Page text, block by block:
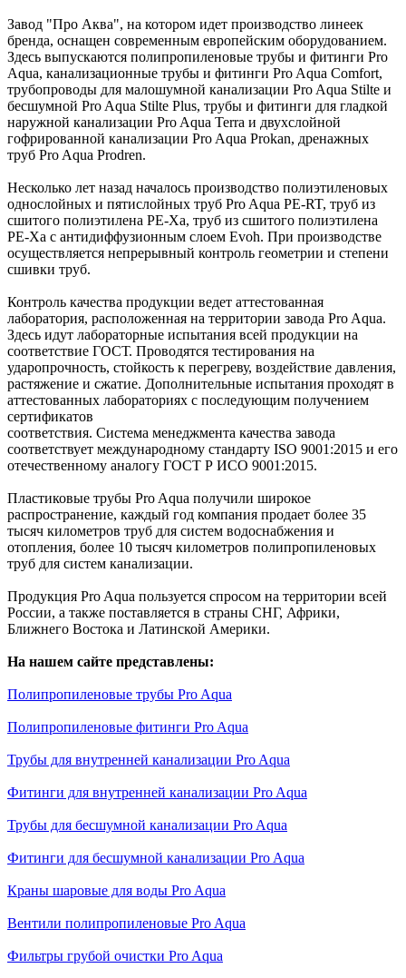
Завод "Про Аква", на котором идет производство линеек
бренда, оснащен современным европейским оборудованием.
Здесь выпускаются полипропиленовые трубы и фитинги Pro
Aqua, канализационные трубы и фитинги Pro Aqua Comfort,
трубопроводы для малошумной канализации Pro Aqua Stilte и
бесшумной Pro Aqua Stilte Plus, трубы и фитинги для гладкой
наружной канализации Pro Aqua Terra и двухслойной
гофрированной канализации Pro Aqua Prokan, дренажных
труб Pro Aqua Prodren.
Несколько лет назад началось производство полиэтиленовых
однослойных и пятислойных труб Pro Aqua PE-RT, труб из
сшитого полиэтилена PE-Xa, труб из сшитого полиэтилена
PE-Xa с антидиффузионным слоем Evoh. При производстве
осуществляется непрерывный контроль геометрии и степени
сшивки труб.
Контроль качества продукции ведет аттестованная
лаборатория, расположенная на территории завода Pro Aqua.
Здесь идут лабораторные испытания всей продукции на
соответствие ГОСТ. Проводятся тестирования на
ударопрочность, стойкость к перегреву, воздействие давления,
растяжение и сжатие. Дополнительные испытания проходят в
аттестованных лабораториях с последующим получением
сертификатов
соответствия. Система менеджмента качества завода
соответствует международному стандарту ISO 9001:2015 и его
отечественному аналогу ГОСТ Р ИСО 9001:2015.
Пластиковые трубы Pro Aqua получили широкое
распространение, каждый год компания продает более 35
тысяч километров труб для систем водоснабжения и
отопления, более 10 тысяч километров полипропиленовых
труб для систем канализации.
Продукция Pro Aqua пользуется спросом на территории всей
России, а также поставляется в страны СНГ, Африки,
Ближнего Востока и Латинской Америки.
На нашем сайте представлены:
Полипропиленовые трубы Pro Aqua
Полипропиленовые фитинги Pro Aqua
Трубы для внутренней канализации Pro Aqua
Фитинги для внутренней канализации Pro Aqua
Трубы для бесшумной канализации Pro Aqua
Фитинги для бесшумной канализации Pro Aqua
Краны шаровые для воды Pro Aqua
Вентили полипропиленовые Pro Aqua
Фильтры грубой очистки Pro Aqua